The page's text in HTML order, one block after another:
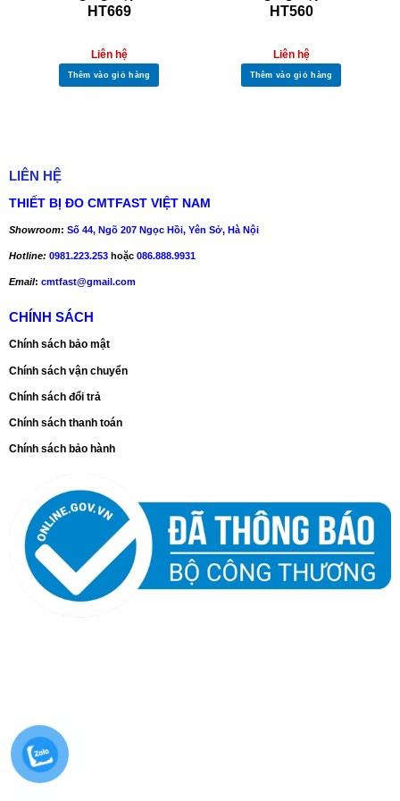
Ứng Dụng và Lợi Ích Sử Dụng Camera Nội Soi UT665P
Camera Nội soi ut665p
Camera nội soi đa năng: Lý tưởng cho các ứng dụng kiểm
tra trong ngành công nghiệp, ô tô, điện tử, xây dựng và y tế.
Thiết bị nội soi giá rẻ: Cung cấp hiệu năng cao với mức giá
lớn.
phép sử dụng trong môi trường ẩm ướt, bụi bẩn mà không lo
hư hỏng.
Camera kiểm tra chuyên nghiệp: Đáp ứng nhu cầu kiểm tra
dàng điều chỉnh.
Tại Sao Chọn Uni-T UT665P?
Độ tin cậy cao: Sản phẩm từ thương hiệu UNI-T nổi tiếng
với chất lượng vượt trội.
Hiệu năng ấn tượng:
Đa dạng ứng dụng:
từ cơ khí đến ô tô, từ xây dựng đến bảo trì thiết bị điện tử.
HT669
Liên hệ
Thêm vào giỏ hàng
HT560
Liên hệ
Thêm vào giỏ hàng
LIÊN HỆ
THIẾT BỊ ĐO CMTFAST VIỆT NAM
Showroom: Số 44, Ngõ 207 Ngọc Hồi, Yên Sở, Hà Nội
Hotline: 0981.223.253 hoặc086.888.9931
Email: cmtfast@gmail.com
CHÍNH SÁCH
Chính sách bảo mật
Chính sách vận chuyển
Chính sách đổi trả
Chính sách thanh toán
Chính sách bảo hành